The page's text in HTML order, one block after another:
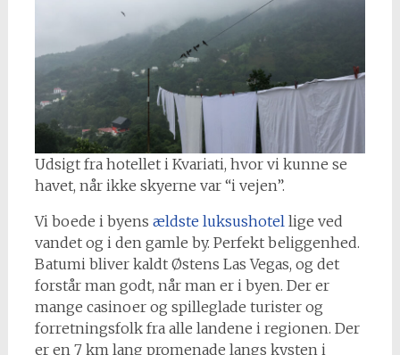
Udsigt fra hotellet i Kvariati, hvor vi kunne se
havet, når ikke skyerne var “i vejen”.
Vi boede i byens ældste luksushotel lige ved
vandet og i den gamle by. Perfekt beliggenhed.
Batumi bliver kaldt Østens Las Vegas, og det
forstår man godt, når man er i byen. Der er
mange casinoer og spilleglade turister og
forretningsfolk fra alle landene i regionen. Der
er en 7 km lang promenade langs kysten i